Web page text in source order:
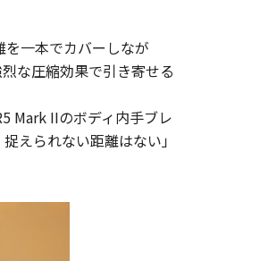
一本でカバーしなが
な圧縮効果で引き寄せる
Mark IIのボディ内手ブレ
えられない距離はない」